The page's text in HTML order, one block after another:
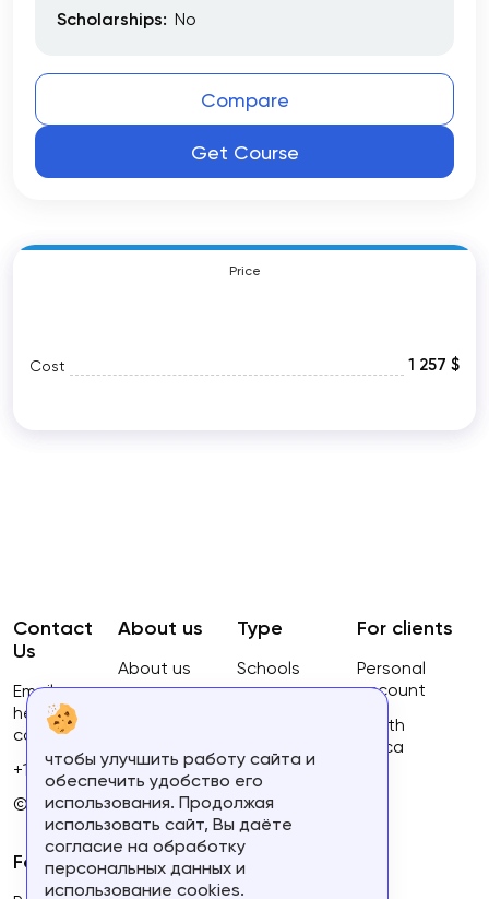
Scholarships: No
Compare
Get Course
Price
Cost 1 257 $
About us
About us
Terms of
use
Type
Schools
For clients
Personal
account
South
Africa
For partners
Contact
Us
Email:
hello@ca-
courses.com
+16134168460
© 2023.
чтобы улучшить работу сайта и
обеспечить удобство его
использования. Продолжая
использовать сайт, Вы даёте
согласие на обработку
персональных данных и
использование cookies.